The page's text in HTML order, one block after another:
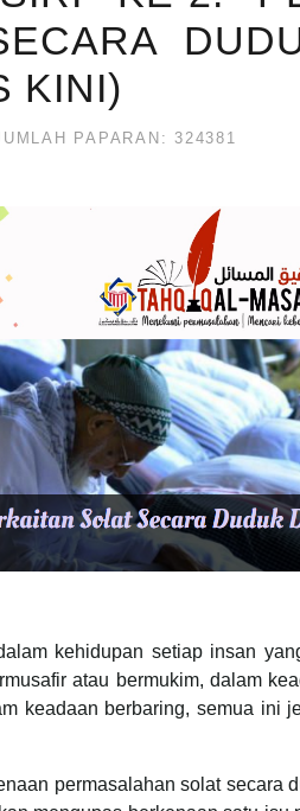
KINI)
PAPARAN: 324381
kehidupan setiap insan
atau bermukim, dalam
keadaan berbaring, semua ini
permasalahan solat secara